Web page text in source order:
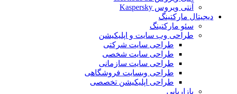
آنتی ویروس Kaspersky
دیجیتال مارکتینگ
سئو مارکتینگ
طراحی وب سایت و اپلیکیشن
طراحی سایت شرکتی
طراحی سایت شخصی
طراحی سایت سازمانی
طراحی وبسایت فروشگاهی
طراحی اپلیکیشن تخصصی
بازاریابی